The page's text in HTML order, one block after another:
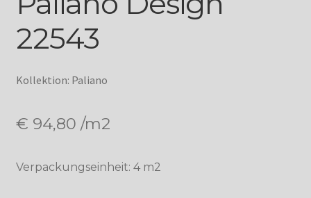
22543
Kollektion: Paliano
€ 94,80 /m2
Verpackungseinheit: 4 m2